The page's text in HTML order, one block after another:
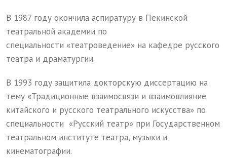
В 1987 году окончила аспиратуру в Пекинской
театральной академии по
специальности «театроведение» на кафедре русского
театра и драматургии.
В 1993 году защитила докторскую диссертацию на
тему «Традиционные взаимосвязи и взаимовлияние
китайского и русского театрального искусства» по
специальности «Русский театр» при Государственном
театральном институте театра, музыки и
кинематографии.